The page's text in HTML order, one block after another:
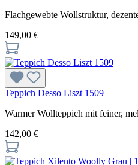
Flachgewebte Wollstruktur,
149,00 €
Teppich Desso Liszt 1509
Warmer Wollteppich mit feiner,
142,00 €